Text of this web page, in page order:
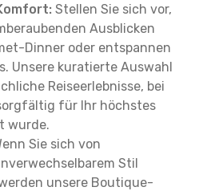
Stellen Sie sich vor,
Ausblicken
Dinner oder entspannen
Unsere kuratierte Auswahl
Reiseerlebnisse, bei
für Ihr höchstes
wurde.
Sie sich von
Stil
unsere Boutique-